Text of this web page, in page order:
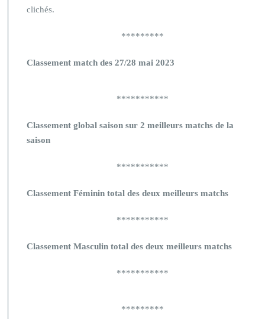
clichés.
*********
Classement match des 27/28 mai 2023
***********
Classement global saison sur 2 meilleurs matchs de la
saison
***********
Classement Féminin total des deux meilleurs matchs
***********
Classement Masculin total des deux meilleurs matchs
***********
*********